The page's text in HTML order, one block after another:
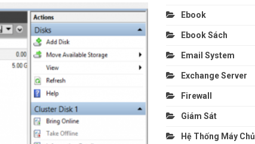
Ebook
Ebook Sách
Email System
Exchange Server
Firewall
Giám Sát
Hệ Thống Máy Chủ